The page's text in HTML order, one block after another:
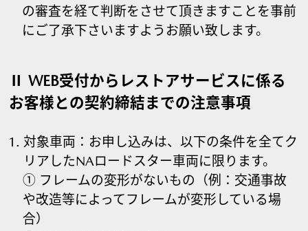
の審査を経て判断をさせて頂きますことを事前
にご了承下さいますようお願い致します。
Ⅱ WEB受付からレストアサービスに係る
お客様との契約締結までの注意事項
対象車両：お申し込みは、以下の条件を全てク
リアしたNAロードスター車両に限ります。
① フレームの変形がないもの（例：交通事故
や改造等によってフレームが変形している場
合）